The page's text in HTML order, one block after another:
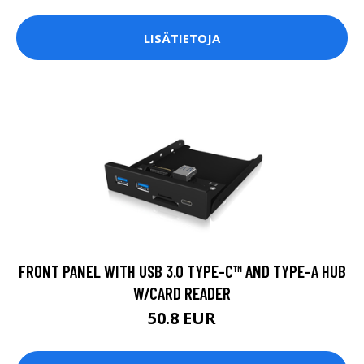
LISÄTIETOJA
FRONT PANEL WITH USB 3.0 TYPE-C™ AND TYPE-A HUB
W/CARD READER
50.8 EUR